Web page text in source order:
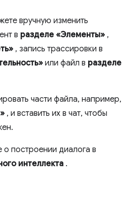
вручную изменить
в разделе «Элементы» ,
, запись трассировки в
или файл в разделе
части файла, например,
, и вставить их в чат, чтобы
построении диалога в
интеллекта .